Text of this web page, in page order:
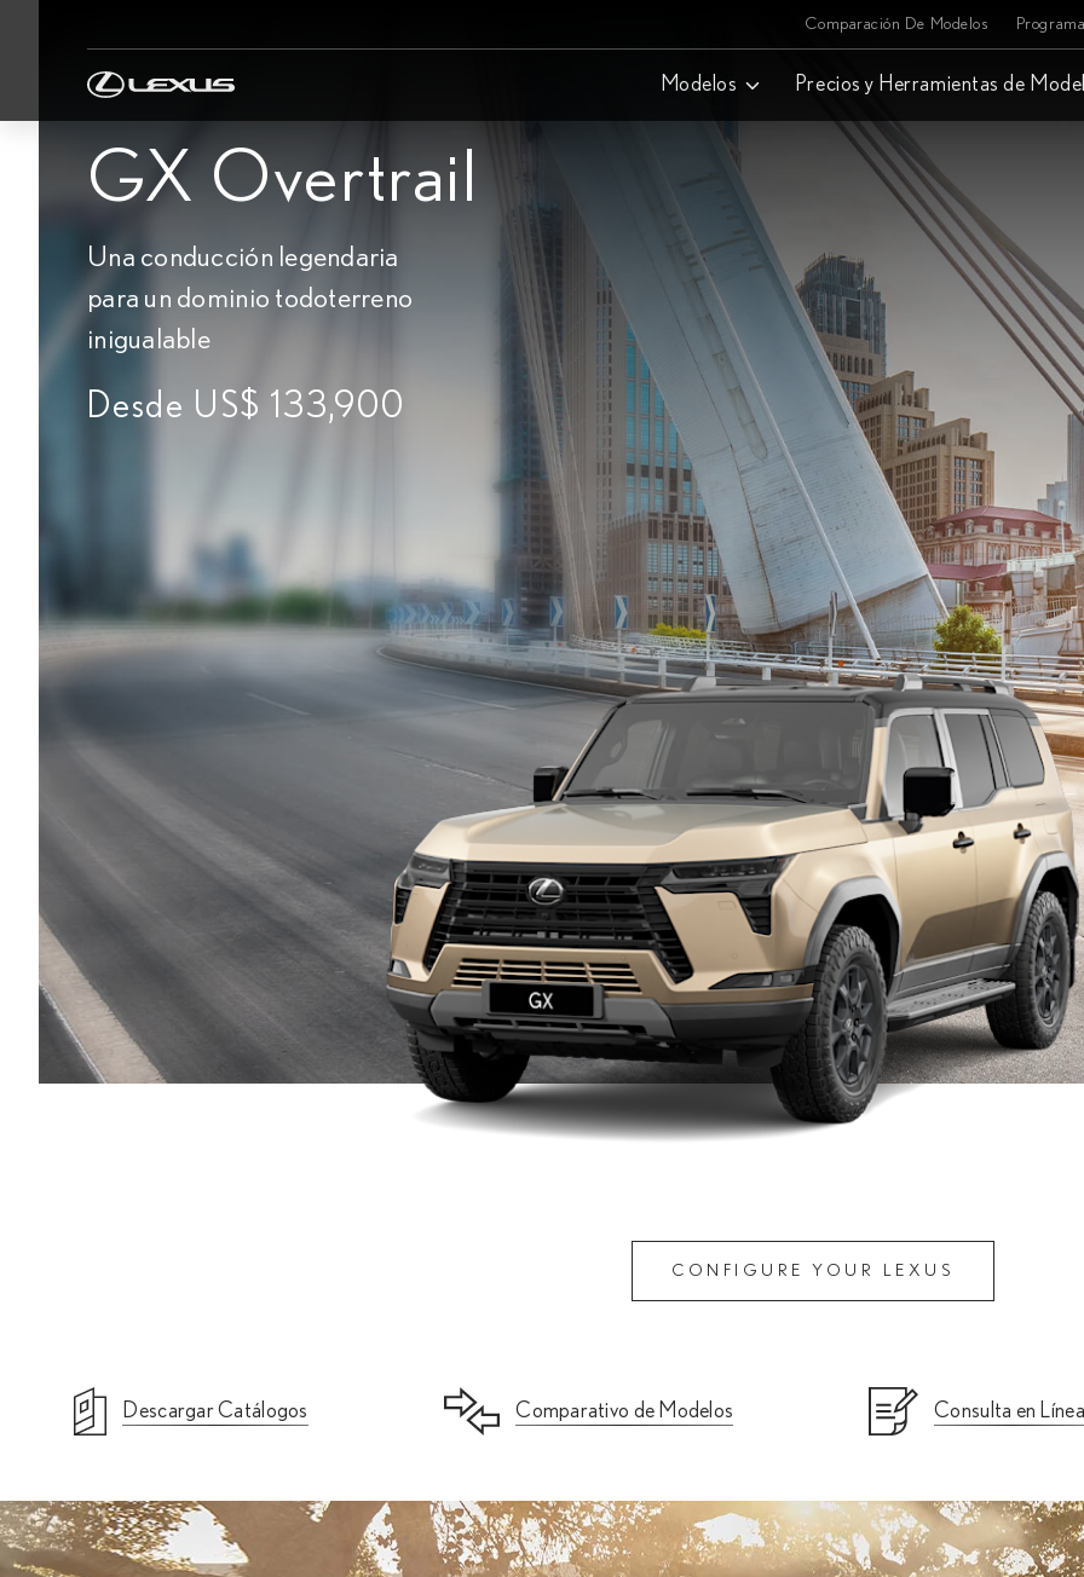
Comparación De Modelos
Modelos Precios y Herramientas de
GX Overtrail
Una conducción legendaria
para un dominio todoterreno
inigualable
Desde US$ 133,900
CONFIGURE YOUR LEXUS
Descargar Catálogos Comparativo de Modelos Consulta en Línea